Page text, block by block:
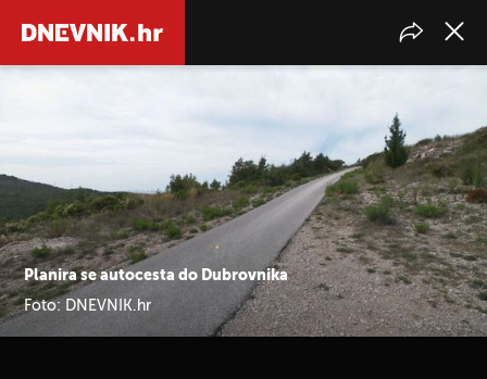
Planira se autocesta do Dubrovnika
Foto: DNEVNIK.hr